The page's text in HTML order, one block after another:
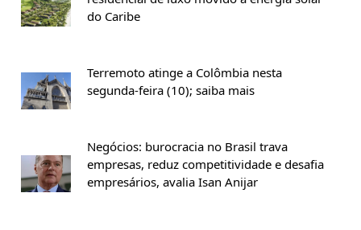
do Caribe
Terremoto atinge a Colômbia nesta
segunda-feira (10); saiba mais
Negócios: burocracia no Brasil trava
empresas, reduz competitividade e desafia
empresários, avalia Isan Anijar